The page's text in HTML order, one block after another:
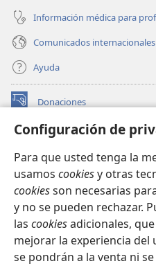
Configuración de
Para que usted tenga la
usamos cookiesy otras
cookiesson necesarias
y no se pueden rechazar.
las cookiesadicionales,
mejorar la experiencia del
se pondrán a la venta ni
Información médica para
Comunicados internacionales
Ayuda
Donaciones
(abre
nueva BIBLIOTECA EN LÍNEA
una
nueva
ventana)
JW Hub
(abre
una
nueva
ventana)
JW Library
Watchtower Library